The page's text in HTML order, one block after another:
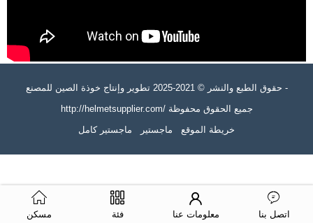
حقوق الطبع والنشر © 2021-2025 تطوير وإنتاج خوذة الصين للمصنع -
http://helmetsupplier.com/ جميع الحقوق محفوظة
خريطة الموقع
ماجستير ماجستير كامل
مسكن فئة معلومات عنا اتصل بنا